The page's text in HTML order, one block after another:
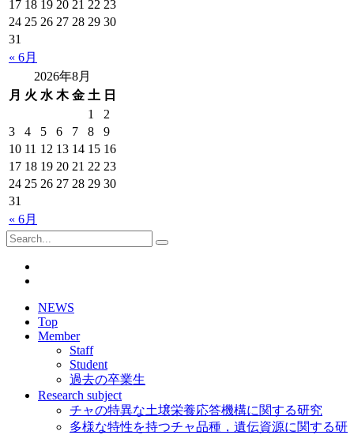
« 6月
17 18 19 20 21 22 23
24 25 26 27 28 29 30
31
2026年8月
月 火 水 木 金 土 日
« 6月
1
2
3
4 5 6 7 8
9
10 11 12 13 14 15 16
17 18 19 20 21 22 23
24 25 26 27 28 29 30
31
NEWS
Top
Member
Staff
Student
過去の卒業生
Research subject
チャの特異な土壌栄養応答機構に関する研究
多様な特性を持つチャ品種，遺伝資源に関する研